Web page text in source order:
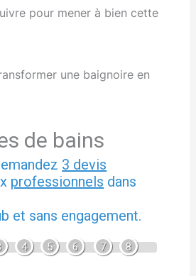
pour mener à bien cette
une baignoire en
de bains
3 devis
professionnels dans
et sans engagement.
4 5 6 7 8